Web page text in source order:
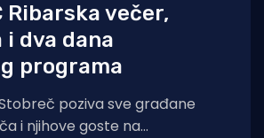
Ribarska večer,
dva dana
programa
poziva sve građane
i njihove goste na